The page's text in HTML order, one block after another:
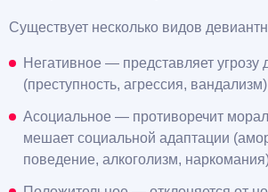
Существует несколько видов
Негативное — представляет угрозу
(преступность, агрессия,
Асоциальное — противоречит
мешает социальной адаптации
поведение, алкоголизм,